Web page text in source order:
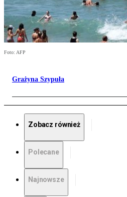
Foto: AFP
Grażyna Szypuła
Zobacz również
Polecane
Najnowsze